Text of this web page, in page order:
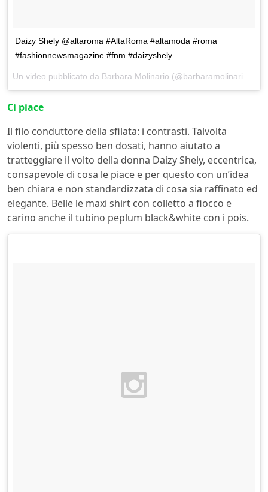
Daizy Shely @altaroma #AltaRoma #altamoda #roma
#fashionnewsmagazine #fnm #daizyshely
Ci piace
Il filo conduttore della sfilata: i contrasti. Talvolta
violenti, più spesso ben dosati, hanno aiutato a
tratteggiare il volto della donna Daizy Shely, eccentrica,
consapevole di cosa le piace e per questo con un’idea
ben chiara e non standardizzata di cosa sia raffinato ed
elegante. Belle le maxi shirt con colletto a fiocco e
carino anche il tubino peplum black&white con i pois.